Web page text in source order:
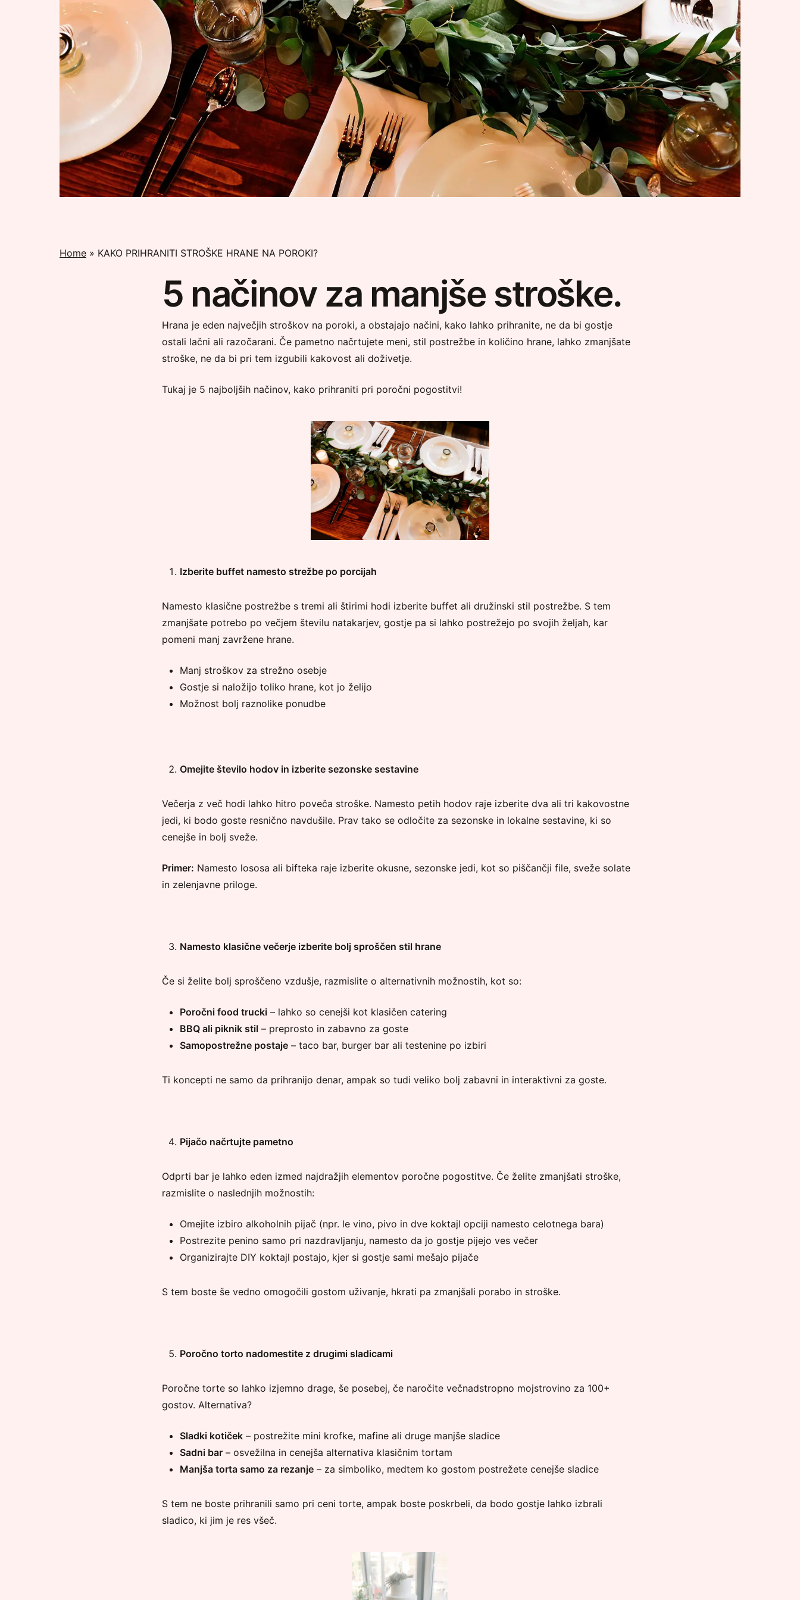
Home » KAKO PRIHRANITI STROŠKE HRANE NA POROKI?
5 načinov za manjše stroške.
Hrana je eden največjih stroškov na poroki, a obstajajo načini, kako lahko prihranite, ne da bi gostje
ostali lačni ali razočarani. Če pametno načrtujete meni, stil postrežbe in količino hrane, lahko zmanjšate
stroške, ne da bi pri tem izgubili kakovost ali doživetje.
Tukaj je 5 najboljših načinov, kako prihraniti pri poročni pogostitvi!
Izberite buffet namesto strežbe po porcijah
Namesto klasične postrežbe s tremi ali štirimi hodi izberite buffet ali družinski stil postrežbe. S tem
zmanjšate potrebo po večjem številu natakarjev, gostje pa si lahko postrežejo po svojih željah, kar
pomeni manj zavržene hrane.
Manj stroškov za strežno osebje
Gostje si naložijo toliko hrane, kot jo želijo
Možnost bolj raznolike ponudbe
Omejite število hodov in izberite sezonske sestavine
Večerja z več hodi lahko hitro poveča stroške. Namesto petih hodov raje izberite dva ali tri kakovostne
jedi, ki bodo goste resnično navdušile. Prav tako se odločite za sezonske in lokalne sestavine, ki so
cenejše in bolj sveže.
Primer: Namesto lososa ali bifteka raje izberite okusne, sezonske jedi, kot so piščančji file, sveže solate
in zelenjavne priloge.
Namesto klasične večerje izberite bolj sproščen stil hrane
Če si želite bolj sproščeno vzdušje, razmislite o alternativnih možnostih, kot so:
Poročni food trucki – lahko so cenejši kot klasičen catering
BBQ ali piknik stil – preprosto in zabavno za goste
Samopostrežne postaje – taco bar, burger bar ali testenine po izbiri
Ti koncepti ne samo da prihranijo denar, ampak so tudi veliko bolj zabavni in interaktivni za goste.
Pijačo načrtujte pametno
Odprti bar je lahko eden izmed najdražjih elementov poročne pogostitve. Če želite zmanjšati stroške,
razmislite o naslednjih možnostih:
Omejite izbiro alkoholnih pijač (npr. le vino, pivo in dve koktajl opciji namesto celotnega bara)
Postrezite penino samo pri nazdravljanju, namesto da jo gostje pijejo ves večer
Organizirajte DIY koktajl postajo, kjer si gostje sami mešajo pijače
S tem boste še vedno omogočili gostom uživanje, hkrati pa zmanjšali porabo in stroške.
Poročno torto nadomestite z drugimi sladicami
Poročne torte so lahko izjemno drage, še posebej, če naročite večnadstropno mojstrovino za 100+
gostov. Alternativa?
Sladki kotiček – postrežite mini krofke, mafine ali druge manjše sladice
Sadni bar – osvežilna in cenejša alternativa klasičnim tortam
Manjša torta samo za rezanje – za simboliko, medtem ko gostom postrežete cenejše sladice
S tem ne boste prihranili samo pri ceni torte, ampak boste poskrbeli, da bodo gostje lahko izbrali
sladico, ki jim je res všeč.